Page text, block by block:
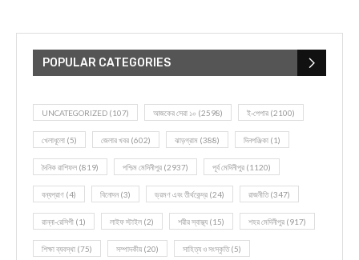
POPULAR CATEGORIES
UNCATEGORIZED (107) আজকের সেরা ১০ (2598) ই-পেপার (2100)
খেলাধূলো (5) জেলার খবর (602) ঝাড়গ্রাম (388) দিনপঞ্জিকা (1)
দৈনিক রাশিফল (819) পশ্চিম মেদিনীপুর (2937) পূর্ব মেদিনীপুর (1120)
বন্যপ্রাণ (4) বিনোদন(3) ভ্রমণ এবং তীর্থকেন্দ্র (24) রাজনীতি(347)
রান্না-রেসিপী (1) লাইফ স্টাইল (2) শরীর স্বাস্থ্য (15) শহর মেদিনীপুর (917)
শিক্ষা ব্যবস্থা (75) সম্পাদকীয় (20) সাহিত্য ও সংস্কৃতি(5)